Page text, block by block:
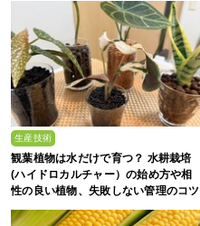
生産技術
観葉植物は水だけで育つ？ 水耕栽培
(ハイドロカルチャー）の始め方や相
性の良い植物、失敗しない管理のコツ
まで徹底解説